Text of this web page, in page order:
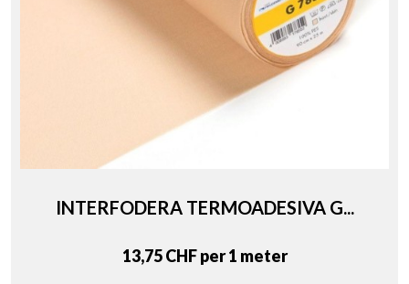
INTERFODERA TERMOADESIVA G...
Price
13,75 CHF per 1 meter